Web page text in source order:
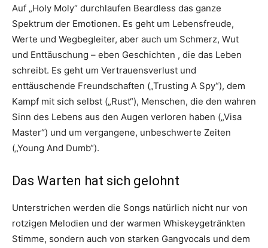
Auf „Holy Moly“ durchlaufen Beardless das ganze
Spektrum der Emotionen. Es geht um Lebensfreude,
Werte und Wegbegleiter, aber auch um Schmerz, Wut
und Enttäuschung – eben Geschichten , die das Leben
schreibt. Es geht um Vertrauensverlust und
enttäuschende Freundschaften („Trusting A Spy“), dem
Kampf mit sich selbst („Rust“), Menschen, die den wahren
Sinn des Lebens aus den Augen verloren haben („Visa
Master“) und um vergangene, unbeschwerte Zeiten
(„Young And Dumb“).
Das Warten hat sich gelohnt
Unterstrichen werden die Songs natürlich nicht nur von
rotzigen Melodien und der warmen Whiskeygetränkten
Stimme, sondern auch von starken Gangvocals und dem